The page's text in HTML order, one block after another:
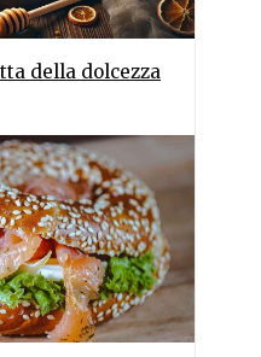
della dolcezza